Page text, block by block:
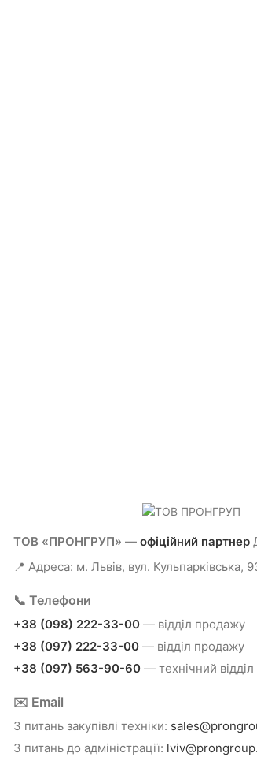
ТОВ «ПРОНГРУП» — офіційний партнер
📍 Адреса: м. Львів, вул. Кульпарківська,
📞 Телефони
+38 (098) 222-33-00— відділ продажу
+38 (097) 222-33-00— відділ продажу
+38 (097) 563-90-60— технічний відділ
✉️ Email
З питань закупівлі техніки:
З питань до адміністрації: